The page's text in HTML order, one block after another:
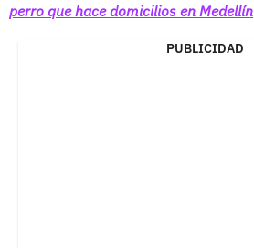
perro que hace domicilios en Medellín
PUBLICIDAD